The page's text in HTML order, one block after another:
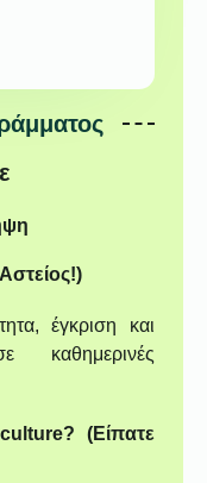
έγκριση και
(Είπατε